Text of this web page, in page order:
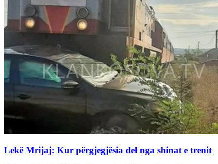
Lekë Mrijaj: Kur përgjegjësia del nga shinat e trenit